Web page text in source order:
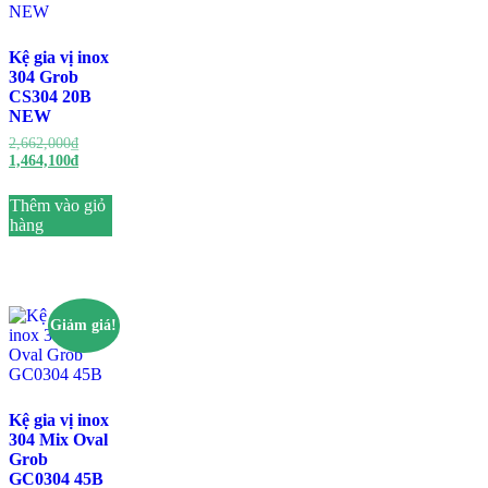
Kệ gia vị inox
304 Grob
CS304 20B
NEW
2,662,000₫Giá
gốc
2,662,000₫.
1,464,100₫Giá
tại
là:
Thêm vào giỏ
hàng
Giảm giá!
Kệ gia vị inox
304 Mix Oval
Grob
GC0304 45B